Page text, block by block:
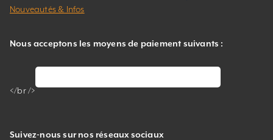
Nouveautés & Infos
Nous acceptons les moyens de paiement suivants :
</br />
Suivez-nous sur nos réseaux sociaux